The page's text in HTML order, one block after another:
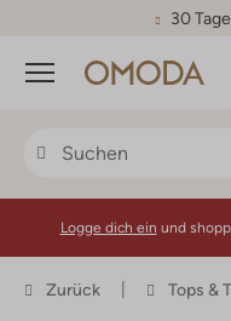
30
Menü
Logge dich ein und
Zurück Tops &